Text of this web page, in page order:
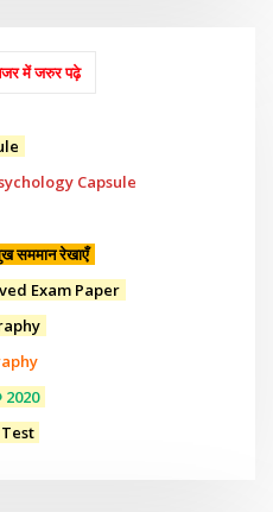
में जरुर पढ़े
Capsule
सममान रेखाएँ
Exam Paper
2020